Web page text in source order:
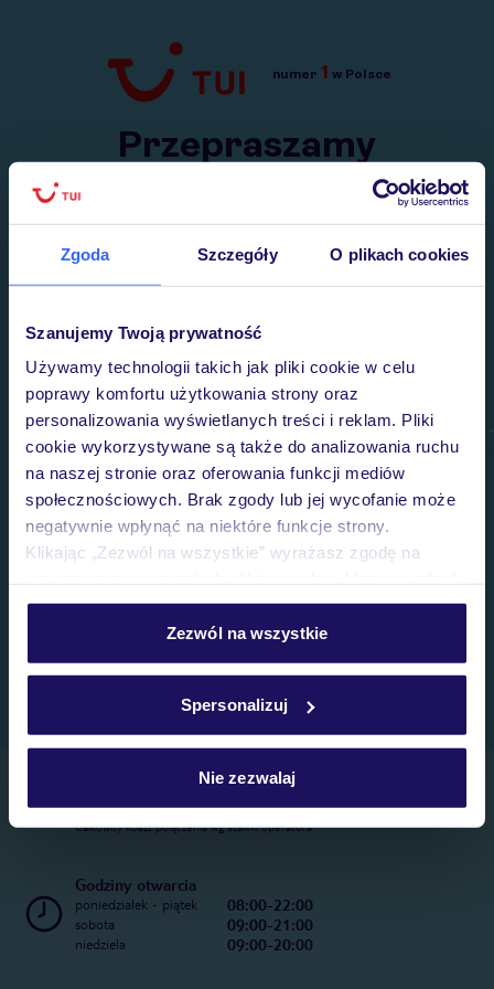
Zgoda Szczegóły O plikach cookies
Szanujemy Twoją prywatność
Używamy technologii takich jak pliki cookie w celu
poprawy komfortu użytkowania strony oraz
personalizowania wyświetlanych treści i reklam. Pliki
cookie wykorzystywane są także do analizowania ruchu
na naszej stronie oraz oferowania funkcji mediów
społecznościowych. Brak zgody lub jej wycofanie może
negatywnie wpłynąć na niektóre funkcje strony.
Klikając „Zezwól na wszystkie” wyrażasz zgodę na
personalizować swój wybór wchodząc w zakładkę
Szczegółowe informacje o plikach cookie znajdziesz
Zezwól na wszystkie
Spersonalizuj
Nie zezwalaj
Przejdź do TUI.pl
numer 1 w Polsce
Przepraszamy
Wysłaliśmy nasz serwis na krótkie wakacje.
Telefoniczne Centrum Rezerwacji
22 270 31 20
Całkowity koszt połączenia wg stawki operatora
Godziny otwarcia
poniedziałek - piątek 08:00-22:00
sobota 09:00-21:00
niedziela 09:00-20:00